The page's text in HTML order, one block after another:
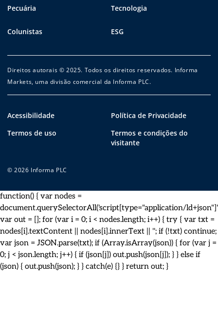
Pecuária Tecnologia
Colunistas ESG
Direitos autorais © 2025. Todos os direitos reservados. Informa
Markets, uma divisão comercial da Informa PLC.
Acessibilidade
Política de Privacidade
Termos de uso
Termos e condições do
visitante
© 2026 Informa PLC
function() { var nodes =
document.querySelectorAll('script[type="application/
var out = []; for (var i = 0; i < nodes.length; i++) { try { var txt =
nodes[i].textContent || nodes[i].innerText || ''; if (!txt) continue;
var json = JSON.parse(txt); if (Array.isArray(json)) { for (var j =
0; j < json.length; j++) { if (json[j]) out.push(json[j]); } } else if
(json) { out.push(json); } } catch(e) {} } return out; }